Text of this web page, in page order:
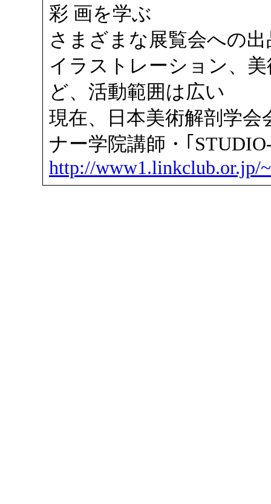
彩 画を学ぶ
さまざまな展覧会への
イラストレーション、
ど、活動範囲は広い
現在、日本美術解剖学会
ナー学院講師・｢
http://www1.linkclub.or.jp/